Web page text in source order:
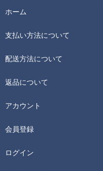
ホーム
支払い方法について
配送方法について
返品について
アカウント
会員登録
ログイン